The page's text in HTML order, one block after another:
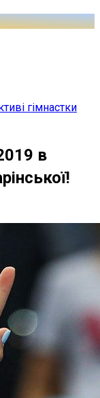
гімнастки
в